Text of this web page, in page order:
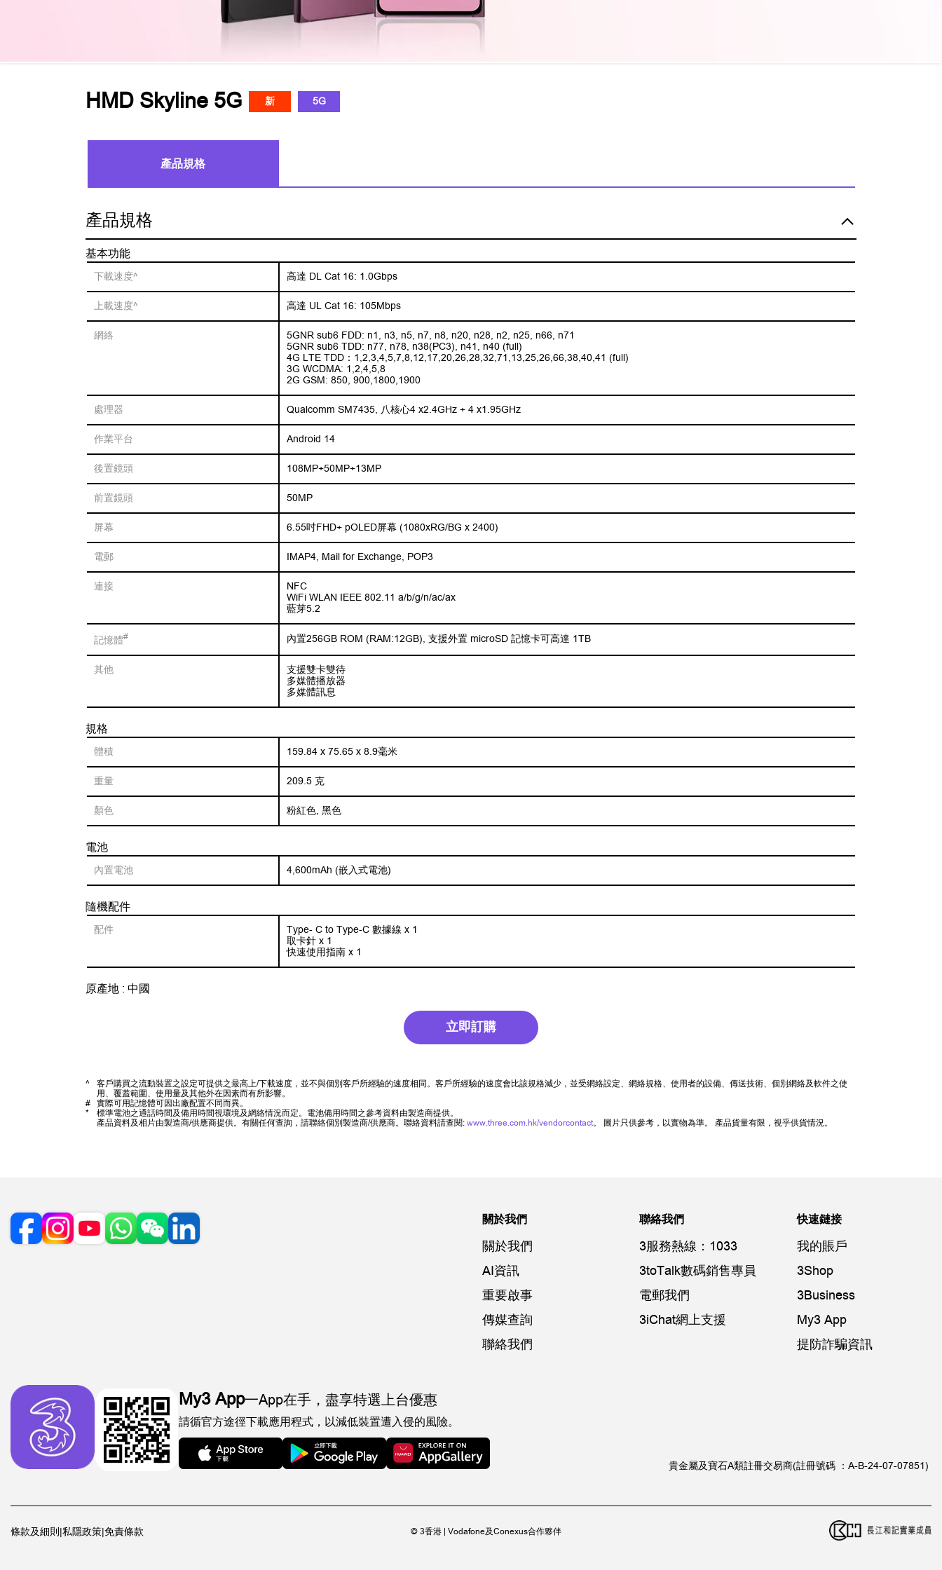
HMD Skyline 5G 新 5G
產品規格
產品規格
基本功能
下載速度^ 高達 DL Cat 16: 1.0Gbps
上載速度^ 高達 UL Cat 16: 105Mbps
網絡
5GNR sub6 FDD: n1, n3, n5, n7, n8, n20, n28, n2, n25, n66, n71
5GNR sub6 TDD: n77, n78, n38(PC3), n41, n40 (full)
4G LTE TDD：1,2,3,4,5,7,8,12,17,20,26,28,32,71,13,25,26,66,38,40,41 (full)
3G WCDMA: 1,2,4,5,8
2G GSM: 850, 900,1800,1900
處理器 Qualcomm SM7435, 八核心4 x2.4GHz + 4 x1.95GHz
作業平台 Android 14
後置鏡頭 108MP+50MP+13MP
前置鏡頭 50MP
屏幕 6.55吋FHD+ pOLED屏幕 (1080xRG/BG x 2400)
電郵 IMAP4, Mail for Exchange, POP3
連接
NFC
WiFi WLAN IEEE 802.11 a/b/g/n/ac/ax
藍芽5.2
記憶體# 內置256GB ROM (RAM:12GB), 支援外置 microSD 記憶卡可高達 1TB
其他
支援雙卡雙待
多媒體播放器
多媒體訊息
規格
體積 159.84 x 75.65 x 8.9毫米
重量 209.5 克
顏色 粉紅色, 黑色
電池
內置電池 4,600mAh (嵌入式電池)
隨機配件
配件
Type- C to Type-C 數據線 x 1
取卡針 x 1
快速使用指南 x 1
原產地 : 中國
立即訂購
^
客戶購買之流動裝置之設定可提供之最高上/下載速度，並不與個別客戶所經驗的速度相同。客戶所經驗的速度會比該規格減少，並受網絡設定、網絡規格、使用者的設備、傳送技術、個別網絡及軟件之使
用、覆蓋範圍、使用量及其他外在因素而有所影響。
#
實際可用記憶體可因出廠配置不同而異。
*
標準電池之通話時間及備用時間視環境及網絡情況而定。電池備用時間之參考資料由製造商提供。
產品資料及相片由製造商/供應商提供。有關任何查詢，請聯絡個別製造商/供應商。聯絡資料請查閱: www.three.com.hk/vendorcontact。 圖片只供參考，以實物為準。 產品貨量有限，視乎供貨情況。
關於我們
關於我們
AI資訊
重要啟事
傳媒查詢
聯絡我們
聯絡我們
3服務熱線：1033
3toTalk數碼銷售專員
電郵我們
3iChat網上支援
快速鏈接
我的賬戶
3Shop
3Business
My3 App
提防詐騙資訊
My3 App一App在手， 盡享特選上台優惠
請循官方途徑下載應用程式，以減低裝置遭入侵的風險。
貴金屬及寶石A類註冊交易商(註冊號碼 ：A-B-24-07-07851)
條款及細則 |私隱政策|免責條款 © 3香港 | Vodafone及Conexus合作夥伴